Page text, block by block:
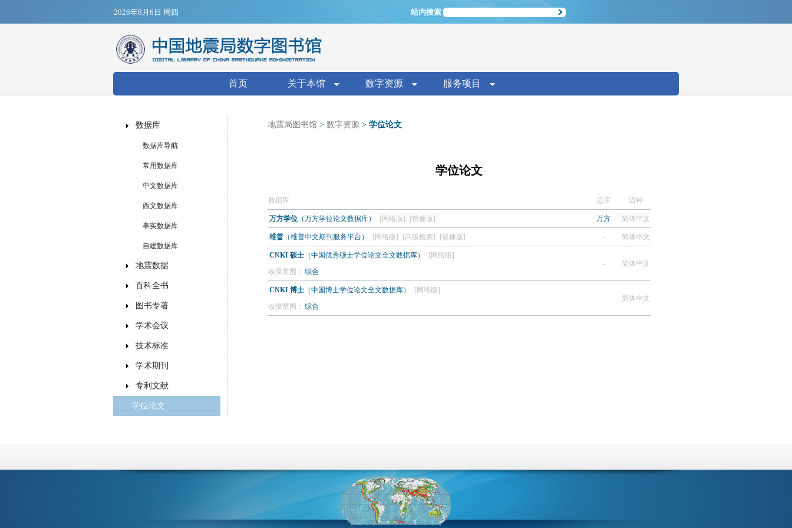
Jump to navigation
2026年8月6日 周四
搜索表单
站内搜索
首页 关于本馆 数字资源 服务项目
地震局图书馆 > 数字资源 > 学位论文
学位论文
数据库 总库 语种
万方学位 （万方学位论文数据库） [网络版] [镜像版] 万方 简体中文
维普 （维普中文期刊服务平台） [网络版] [高级检索] [镜像版] - 简体中文
CNKI 硕士 （中国优秀硕士学位论文全文数据库）
[网络版]
收录范围： 综合
- 简体中文
CNKI 博士 （中国博士学位论文全文数据库）
[网络版]
收录范围： 综合
- 简体中文
数据库
数据库导航
常用数据库
中文数据库
西文数据库
事实数据库
自建数据库
地震数据
百科全书
图书专著
学术会议
技术标准
学术期刊
专利文献
学位论文